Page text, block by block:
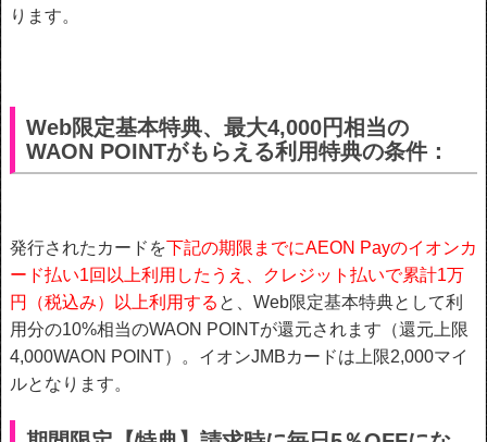
ります。
Web限定基本特典、最大4,000円相当の
WAON POINTがもらえる利用特典の条件：
発行されたカードを下記の期限までにAEON Payのイオンカ
ード払い1回以上利用したうえ、クレジット払いで累計1万
円（税込み）以上利用する と、Web限定基本特典として利
用分の10%相当のWAON POINTが還元されます（還元上限
4,000WAON POINT）。イオンJMBカードは上限2,000マイ
ルとなります。